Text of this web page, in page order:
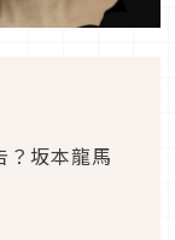
？坂本龍馬